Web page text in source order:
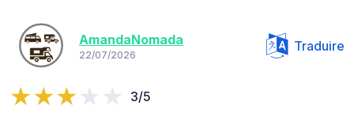
AmandaNomada
22/07/2026
Traduire
3/5